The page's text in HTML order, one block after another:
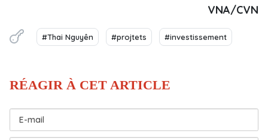
VNA/CVN
#Thai Nguyên #projtets #investissement